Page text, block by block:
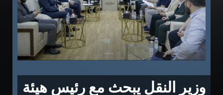
وزير النقل يبحث مع رئيس هيئة